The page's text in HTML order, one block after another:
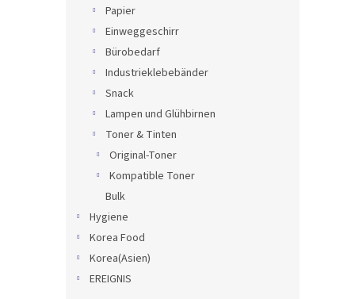
Papier
Einweggeschirr
Bürobedarf
Industrieklebebänder
Snack
Lampen und Glühbirnen
Toner & Tinten
Original-Toner
Kompatible Toner
Bulk
Hygiene
Korea Food
Korea(Asien)
EREIGNIS